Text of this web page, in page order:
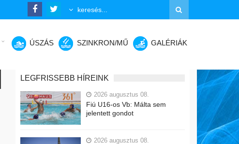
ÚSZÁS SZINKRON/MŰ GALÉRIÁK
LEGFRISSEBB HÍREINK
2026 augusztus 08.
Fiú U16-os Vb: Málta sem
jelentett gondot
2026 augusztus 08.